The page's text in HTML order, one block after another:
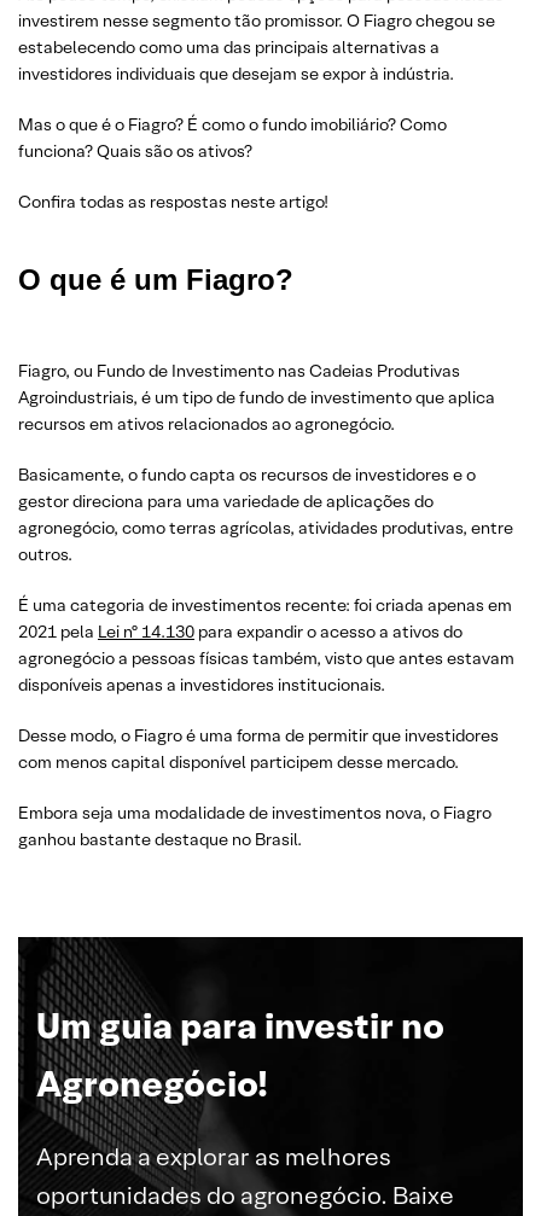
investirem nesse segmento tão promissor. O Fiagro chegou se
estabelecendo como uma das principais alternativas a
investidores individuais que desejam se expor à indústria.
Mas o que é o Fiagro? É como o fundo imobiliário? Como
funciona? Quais são os ativos?
Confira todas as respostas neste artigo!
O que é um Fiagro?
Fiagro, ou Fundo de Investimento nas Cadeias Produtivas
Agroindustriais, é um tipo de fundo de investimento que aplica
recursos em ativos relacionados ao agronegócio.
Basicamente, o fundo capta os recursos de investidores e o
gestor direciona para uma variedade de aplicações do
agronegócio, como terras agrícolas, atividades produtivas, entre
outros.
É uma categoria de investimentos recente: foi criada apenas em
2021 pela Lei nº 14.130 para expandir o acesso a ativos do
agronegócio a pessoas físicas também, visto que antes estavam
disponíveis apenas a investidores institucionais.
Desse modo, o Fiagro é uma forma de permitir que investidores
com menos capital disponível participem desse mercado.
Embora seja uma modalidade de investimentos nova, o Fiagro
ganhou bastante destaque no Brasil.
Um guia para investir no
Agronegócio!
Aprenda a explorar as melhores
oportunidades do agronegócio. Baixe